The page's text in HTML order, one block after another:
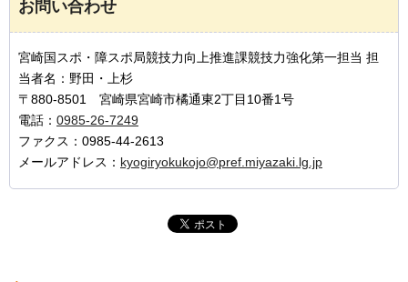
お問い合わせ
宮崎国スポ・障スポ局競技力向上推進課競技力強化第一担当 担
当者名：野田・上杉
〒880-8501 宮崎県宮崎市橘通東2丁目10番1号
電話： 0985-26-7249
ファクス：0985-44-2613
メールアドレス： kyogiryokukojo@pref.miyazaki.lg.jp